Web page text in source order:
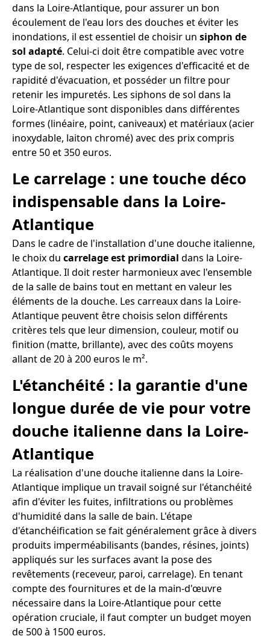
dans la Loire-Atlantique, pour assurer un bon
écoulement de l'eau lors des douches et éviter les
inondations, il est essentiel de choisir un siphon de
sol adapté. Celui-ci doit être compatible avec votre
type de sol, respecter les exigences d'efficacité et de
rapidité d'évacuation, et posséder un filtre pour
retenir les impuretés. Les siphons de sol dans la
Loire-Atlantique sont disponibles dans différentes
formes (linéaire, point, caniveaux) et matériaux (acier
inoxydable, laiton chromé) avec des prix compris
entre 50 et 350 euros.
Le carrelage : une touche déco
indispensable dans la Loire-
Atlantique
Dans le cadre de l'installation d'une douche italienne,
le choix du carrelage est primordial dans la Loire-
Atlantique. Il doit rester harmonieux avec l'ensemble
de la salle de bains tout en mettant en valeur les
éléments de la douche. Les carreaux dans la Loire-
Atlantique peuvent être choisis selon différents
critères tels que leur dimension, couleur, motif ou
finition (matte, brillante), avec des coûts moyens
allant de 20 à 200 euros le m².
L'étanchéité : la garantie d'une
longue durée de vie pour votre
douche italienne dans la Loire-
Atlantique
La réalisation d'une douche italienne dans la Loire-
Atlantique implique un travail soigné sur l'étanchéité
afin d'éviter les fuites, infiltrations ou problèmes
d'humidité dans la salle de bain. L'étape
d'étanchéification se fait généralement grâce à divers
produits imperméabilisants (bandes, résines, joints)
appliqués sur les surfaces avant la pose des
revêtements (receveur, paroi, carrelage). En tenant
compte des fournitures et de la main-d'œuvre
nécessaire dans la Loire-Atlantique pour cette
opération cruciale, il faut compter un budget moyen
de 500 à 1500 euros.